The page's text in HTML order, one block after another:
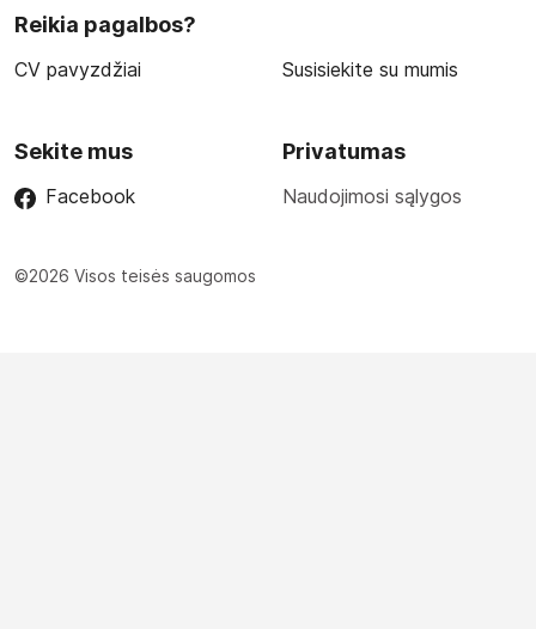
Reikia pagalbos?
CV pavyzdžiai Susisiekite su mumis
Sekite mus
Facebook
Privatumas
Naudojimosi sąlygos
©2026 Visos teisės saugomos